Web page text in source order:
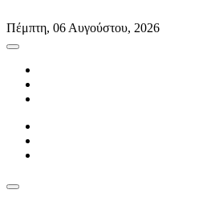
to
content
Πέμπτη, 06 Αυγούστου, 2026